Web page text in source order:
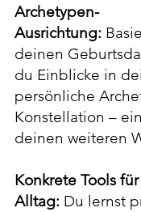
Archetypen-
Ausrichtung:
deinen
du Einblicke in
persönliche
Konstellation –
deinen weiteren
Konkrete Tools
Alltag: Du lernst